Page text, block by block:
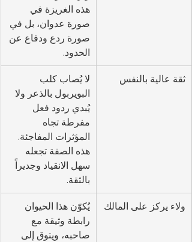
هذه الغريزة في
صورة عدوان، بل في
صورة ردع ودفاع عن
الحدود.
ثقة عالية بالنفس
لا يُصاب كلب
البويربول بالذعر ولا
يُبدي ردود فعل
مفرطة تجاه
المؤثرات المفاجئة.
هذه الصفة تجعله
سهل الانقياد وجديراً
بالثقة.
ولاء يركز على المالك
يُكوّن هذا الحيوان
رابطة وثيقة مع
صاحبه، ويتوق إلى